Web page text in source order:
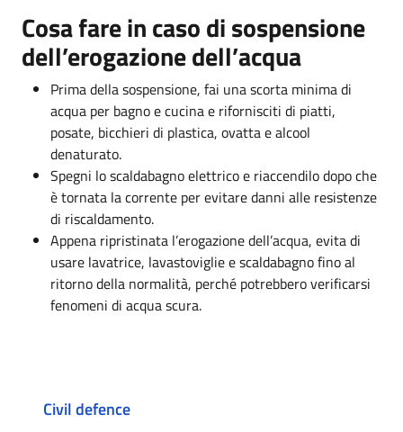
Cosa fare in caso di sospensione
dell’erogazione dell’acqua
Prima della sospensione, fai una scorta minima di
acqua per bagno e cucina e rifornisciti di piatti,
posate, bicchieri di plastica, ovatta e alcool
denaturato.
Spegni lo scaldabagno elettrico e riaccendilo dopo che
è tornata la corrente per evitare danni alle resistenze
di riscaldamento.
Appena ripristinata l’erogazione dell’acqua, evita di
usare lavatrice, lavastoviglie e scaldabagno fino al
ritorno della normalità, perché potrebbero verificarsi
fenomeni di acqua scura.
Civil defence